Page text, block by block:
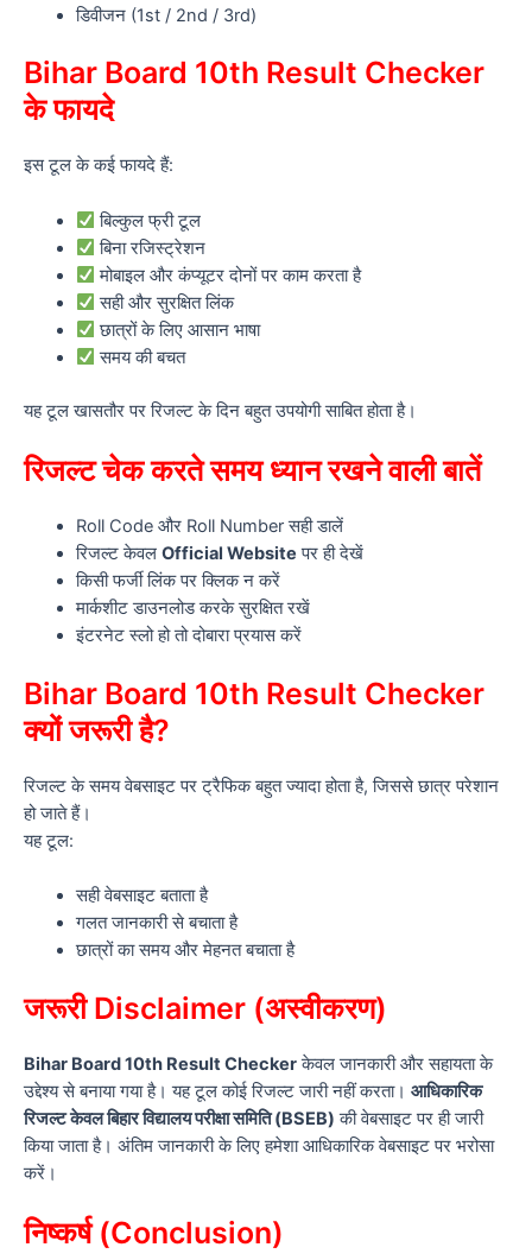
डिवीजन (1st / 2nd / 3rd)
Bihar Board 10th Result Checker
के फायदे
इस टूल के कई फायदे हैं:
बिल्कुल फ्री टूल
बिना रजिस्ट्रेशन
मोबाइल और कंप्यूटर दोनों पर काम करता है
सही और सुरक्षित लिंक
छात्रों के लिए आसान भाषा
समय की बचत
यह टूल खासतौर पर रिजल्ट के दिन बहुत उपयोगी साबित होता है।
रिजल्ट चेक करते समय ध्यान रखने वाली बातें
Roll Code और Roll Number सही डालें
रिजल्ट केवल Official Website पर ही देखें
किसी फर्जी लिंक पर क्लिक न करें
मार्कशीट डाउनलोड करके सुरक्षित रखें
इंटरनेट स्लो हो तो दोबारा प्रयास करें
Bihar Board 10th Result Checker
क्यों जरूरी है?
रिजल्ट के समय वेबसाइट पर ट्रैफिक बहुत ज्यादा होता है, जिससे छात्र परेशान
हो जाते हैं।
यह टूल:
सही वेबसाइट बताता है
गलत जानकारी से बचाता है
छात्रों का समय और मेहनत बचाता है
जरूरी Disclaimer (अस्वीकरण)
Bihar Board 10th Result Checkerकेवल जानकारी और सहायता के
उद्देश्य से बनाया गया है। यह टूल कोई रिजल्ट जारी नहीं करता। आधिकारिक
रिजल्ट केवल बिहार विद्यालय परीक्षा समिति (BSEB) की वेबसाइट पर ही जारी
किया जाता है। अंतिम जानकारी के लिए हमेशा आधिकारिक वेबसाइट पर भरोसा
करें।
निष्कर्ष (Conclusion)